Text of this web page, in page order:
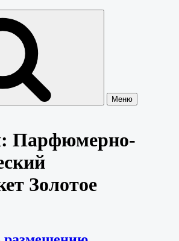
Меню
Парфюмерно-
Золотое